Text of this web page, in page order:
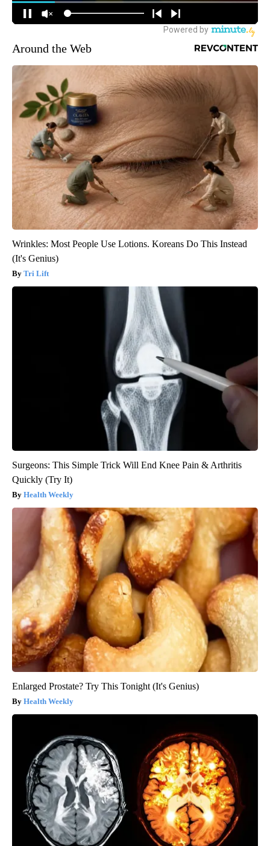
Around the Web
Wrinkles: Most People Use Lotions. Koreans Do This Instead
(It's Genius)
Tri Lift
Surgeons: This Simple Trick Will End Knee Pain & Arthritis
Quickly (Try It)
Health Weekly
Enlarged Prostate? Try This Tonight (It's Genius)
Health Weekly